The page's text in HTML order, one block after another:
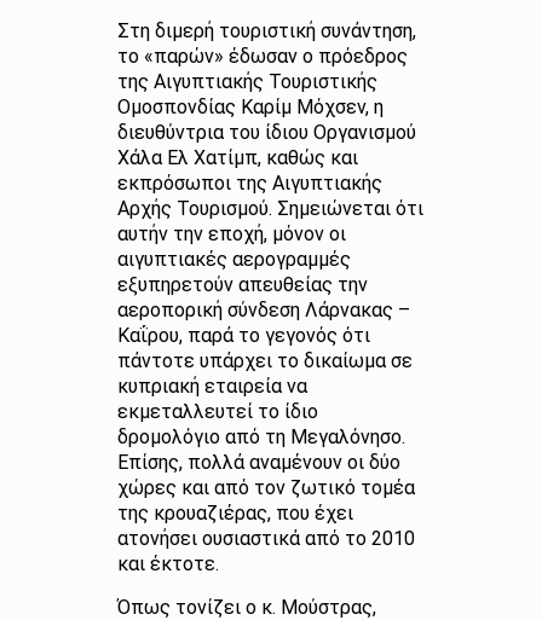
Στη διμερή τουριστική συνάντηση,
το «παρών» έδωσαν ο πρόεδρος
της Αιγυπτιακής Τουριστικής
Ομοσπονδίας Καρίμ Μόχσεν, η
διευθύντρια του ίδιου Οργανισμού
Χάλα Ελ Χατίμπ, καθώς και
εκπρόσωποι της Αιγυπτιακής
Αρχής Τουρισμού. Σημειώνεται ότι
αυτήν την εποχή, μόνον οι
αιγυπτιακές αερογραμμές
εξυπηρετούν απευθείας την
αεροπορική σύνδεση Λάρνακας –
Καΐρου, παρά το γεγονός ότι
πάντοτε υπάρχει το δικαίωμα σε
κυπριακή εταιρεία να
εκμεταλλευτεί το ίδιο
δρομολόγιο από τη Μεγαλόνησο.
Επίσης, πολλά αναμένουν οι δύο
χώρες και από τον ζωτικό τομέα
της κρουαζιέρας, που έχει
ατονήσει ουσιαστικά από το 2010
και έκτοτε.
Όπως τονίζει ο κ. Μούστρας,